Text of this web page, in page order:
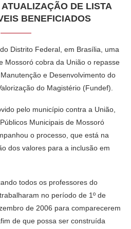
DE LISTA
BENEFICIADOS
Distrito Federal, em Brasília, uma
Mossoró cobra da União o repasse
e Desenvolvimento do
do Magistério (Fundef).
pelo município contra a União,
Municipais de Mossoró
o processo, que está na
dos valores para a inclusão em
todos os professores do
no período de 1º de
de 2006 para comparecerem
de que possa ser construída